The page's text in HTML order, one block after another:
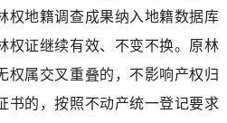
权地籍调查成果纳入地籍数据库
权证继续有效、不变不换。原林
权属交叉重叠的，不影响产权归
书的，按照不动产统一登记要求